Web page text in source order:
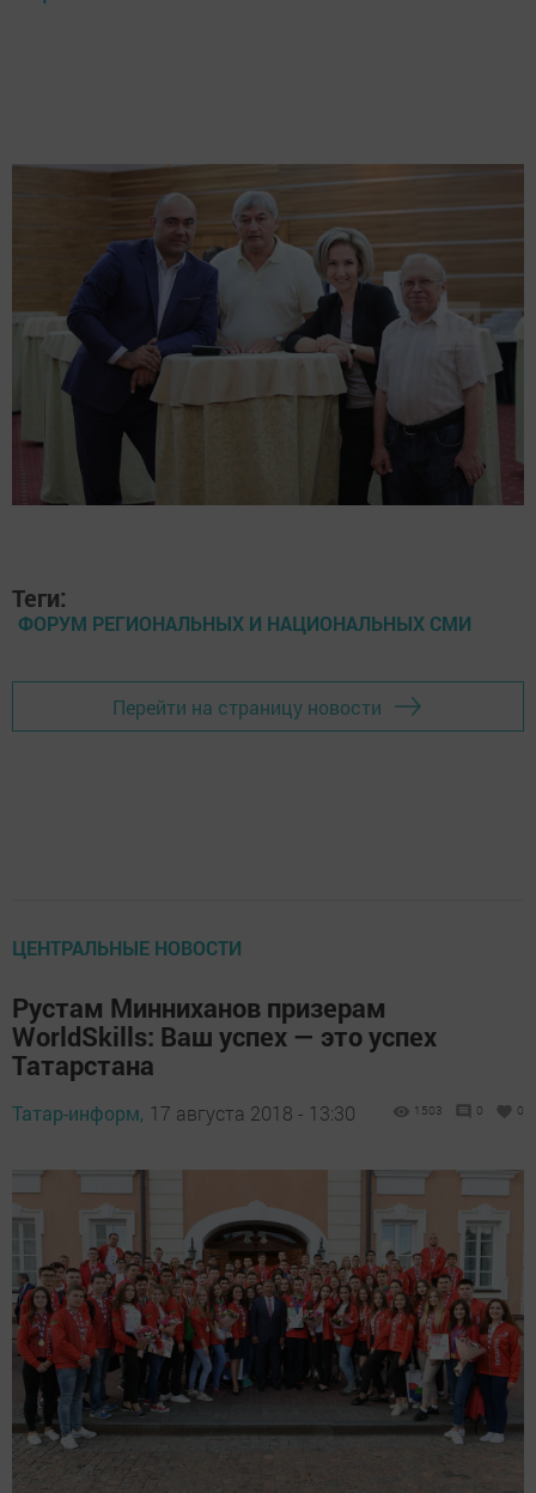
Теги:
ФОРУМ РЕГИОНАЛЬНЫХ И НАЦИОНАЛЬНЫХ СМИ
Перейти на страницу новости
ЦЕНТРАЛЬНЫЕ НОВОСТИ
Рустам Минниханов призерам
WorldSkills: Ваш успех — это успех
Татарстана
Татар-информ, 17 августа 2018 - 13:30 1503 0 0